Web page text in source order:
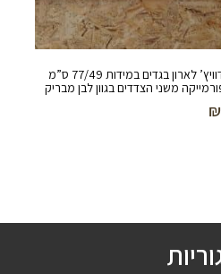
מדף סנדוויץ’ לארון בגדים במידות 77/49 ס”מ
משני הצדדים בגוון לבן מבריק
₪